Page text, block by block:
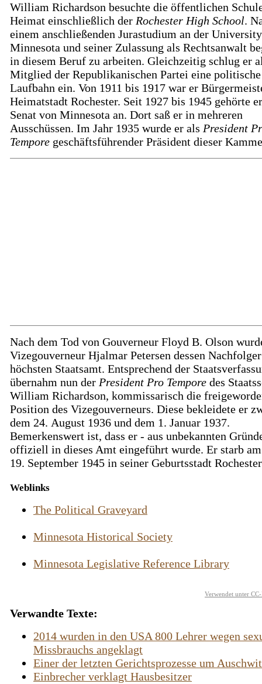
William Richardson besuchte die öffentlichen
Heimat einschließlich der Rochester High School.
einem anschließenden Jurastudium an der
Minnesota und seiner Zulassung als Rechtsanwalt
in diesem Beruf zu arbeiten. Gleichzeitig schlug er
Mitglied der Republikanischen Partei eine politische
Laufbahn ein. Von 1911 bis 1917 war er
Heimatstadt Rochester. Seit 1927 bis 1945 gehörte
Senat von Minnesota an. Dort saß er in mehreren
Ausschüssen. Im Jahr 1935 wurde er als President
Tempore geschäftsführender Präsident dieser
Nach dem Tod von Gouverneur Floyd B. Olson
Vizegouverneur Hjalmar Petersen dessen
höchsten Staatsamt. Entsprechend der
übernahm nun der President Pro Tempore des
William Richardson, kommissarisch die
Position des Vizegouverneurs. Diese bekleidete er
dem 24. August 1936 und dem 1. Januar 1937.
Bemerkenswert ist, dass er - aus unbekannten
offiziell in dieses Amt eingeführt wurde. Er starb am
19. September 1945 in seiner Geburtsstadt
Weblinks
The Political Graveyard
Minnesota Historical Society
Minnesota Legislative Reference Library
Verwendet unter
Verwandte Texte:
2014 wurden in den USA 800 Lehrer wegen
Missbrauchs angeklagt
Einer der letzten Gerichtsprozesse um
Einbrecher verklagt Hausbesitzer